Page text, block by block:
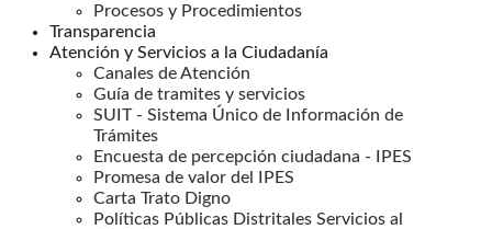
Procesos y Procedimientos
Transparencia
Atención y Servicios a la Ciudadanía
Canales de Atención
Guía de tramites y servicios
SUIT - Sistema Único de Información de
Trámites
Encuesta de percepción ciudadana - IPES
Promesa de valor del IPES
Carta Trato Digno
Políticas Públicas Distritales Servicios al